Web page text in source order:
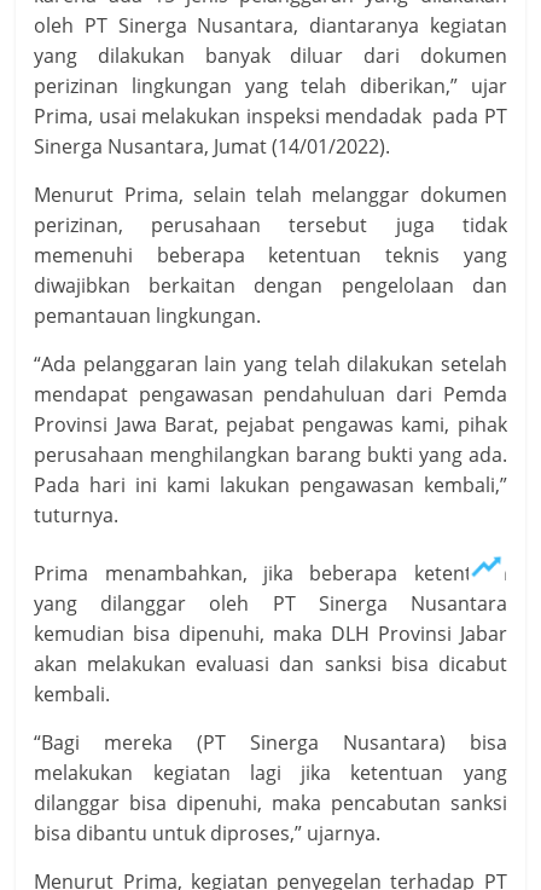
oleh PT Sinerga Nusantara, diantaranya kegiatan
yang dilakukan banyak diluar dari dokumen
perizinan lingkungan yang telah diberikan,” ujar
Prima, usai melakukan inspeksi mendadak pada PT
Sinerga Nusantara, Jumat (14/01/2022).
Menurut Prima, selain telah melanggar dokumen
perizinan, perusahaan tersebut juga tidak
memenuhi beberapa ketentuan teknis yang
diwajibkan berkaitan dengan pengelolaan dan
pemantauan lingkungan.
“Ada pelanggaran lain yang telah dilakukan setelah
mendapat pengawasan pendahuluan dari Pemda
Provinsi Jawa Barat, pejabat pengawas kami, pihak
perusahaan menghilangkan barang bukti yang ada.
Pada hari ini kami lakukan pengawasan kembali,”
tuturnya.
Prima menambahkan, jika beberapa ketentuan
yang dilanggar oleh PT Sinerga Nusantara
kemudian bisa dipenuhi, maka DLH Provinsi Jabar
akan melakukan evaluasi dan sanksi bisa dicabut
kembali.
“Bagi mereka (PT Sinerga Nusantara) bisa
melakukan kegiatan lagi jika ketentuan yang
dilanggar bisa dipenuhi, maka pencabutan sanksi
bisa dibantu untuk diproses,” ujarnya.
Menurut Prima, kegiatan penyegelan terhadap PT